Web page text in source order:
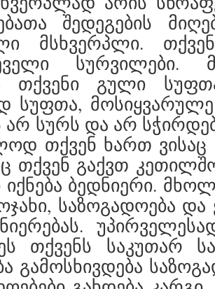
შედეგების
მსხვერპლი.
სურვილები.
თქვენი გული
სუფთა,
სურს და არ
თქვენ ხართ ვისაც
თქვენ გაქვთ
ბედნიერი.
საზოგადოება და
თქვენს საკუთარ
გამოსხივდება